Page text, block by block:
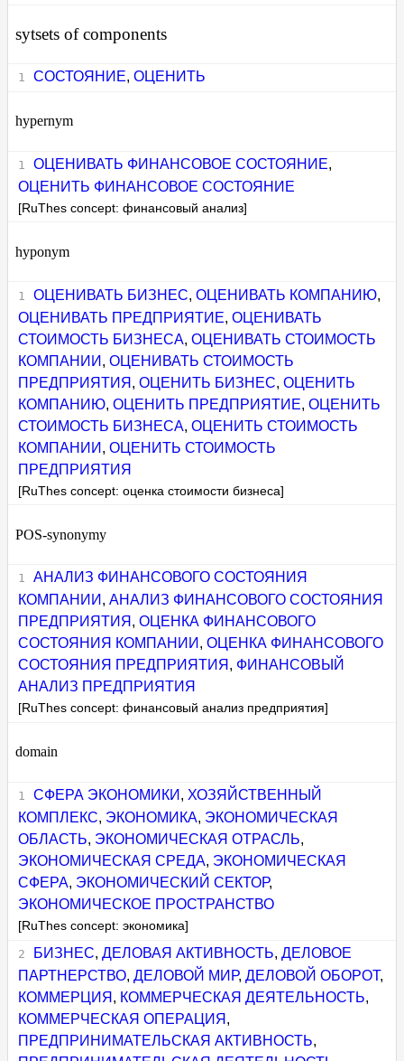
sytsets of components
СОСТОЯНИЕ, ОЦЕНИТЬ
hypernym
ОЦЕНИВАТЬ ФИНАНСОВОЕ СОСТОЯНИЕ,
ОЦЕНИТЬ ФИНАНСОВОЕ СОСТОЯНИЕ
[RuThes concept: финансовый анализ]
hyponym
ОЦЕНИВАТЬ БИЗНЕС, ОЦЕНИВАТЬ КОМПАНИЮ,
ОЦЕНИВАТЬ ПРЕДПРИЯТИЕ,ОЦЕНИВАТЬ
СТОИМОСТЬ БИЗНЕСА,ОЦЕНИВАТЬ СТОИМОСТЬ
КОМПАНИИ ,ОЦЕНИВАТЬ СТОИМОСТЬ
ПРЕДПРИЯТИЯ ,ОЦЕНИТЬ БИЗНЕС,ОЦЕНИТЬ
КОМПАНИЮ,ОЦЕНИТЬ ПРЕДПРИЯТИЕ,ОЦЕНИТЬ
СТОИМОСТЬ БИЗНЕСА,ОЦЕНИТЬ СТОИМОСТЬ
КОМПАНИИ ,ОЦЕНИТЬ СТОИМОСТЬ
ПРЕДПРИЯТИЯ
[RuThes concept: оценка стоимости бизнеса]
POS-synonymy
АНАЛИЗ ФИНАНСОВОГО СОСТОЯНИЯ
КОМПАНИИ ,АНАЛИЗ ФИНАНСОВОГО СОСТОЯНИЯ
ПРЕДПРИЯТИЯ ,ОЦЕНКА ФИНАНСОВОГО
СОСТОЯНИЯ КОМПАНИИ ,ОЦЕНКА ФИНАНСОВОГО
СОСТОЯНИЯ ПРЕДПРИЯТИЯ , ФИНАНСОВЫЙ
АНАЛИЗ ПРЕДПРИЯТИЯ
[RuThes concept: финансовый анализ предприятия]
domain
СФЕРА ЭКОНОМИКИ , ХОЗЯЙСТВЕННЫЙ
КОМПЛЕКС, ЭКОНОМИКА, ЭКОНОМИЧЕСКАЯ
ОБЛАСТЬ, ЭКОНОМИЧЕСКАЯ ОТРАСЛЬ,
ЭКОНОМИЧЕСКАЯ СРЕДА, ЭКОНОМИЧЕСКАЯ
СФЕРА, ЭКОНОМИЧЕСКИЙ СЕКТОР,
ЭКОНОМИЧЕСКОЕ ПРОСТРАНСТВО
[RuThes concept: экономика]
БИЗНЕС, ДЕЛОВАЯ АКТИВНОСТЬ, ДЕЛОВОЕ
ПАРТНЕРСТВО,ДЕЛОВОЙ МИР,ДЕЛОВОЙ ОБОРОТ,
КОММЕРЦИЯ , КОММЕРЧЕСКАЯ ДЕЯТЕЛЬНОСТЬ,
КОММЕРЧЕСКАЯ ОПЕРАЦИЯ ,
ПРЕДПРИНИМАТЕЛЬСКАЯ АКТИВНОСТЬ,